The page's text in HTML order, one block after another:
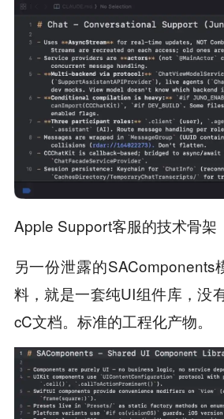
Apple Support客服的技术骨架
另一份泄露的SAComponents
料，就是一套纯UI组件库，没
cC文档。标准的工程化产物。